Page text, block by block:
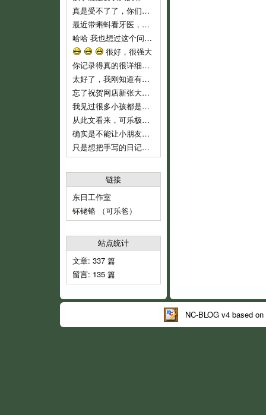
真是受不了了，你们就不能让可乐对幼儿园渐进适应吗？ 都开始出现生理反应了。再说，现在小孩这么小，不能随便用药，怎么像起来这么
最近带蝌蚪看牙医，医生说只要有牙齿就要开始刷牙！ 不过貌似小朋友不是很好教，蝌蚪现在非常愿意啃牙刷~ 听好些人提到巧虎里教刷牙
哈哈 我也想过这个问题。我不相信自己会有电影主角这么好的运气，所以宁愿跟那个最早发现问题的可怜科学家一样，全家人在一起……
很好，很强大
你记录得真的很详细，他长大了，会感谢妈妈给他留下这么珍贵的记忆！
太好了，我刚知道有这些地址，最近即将收拾一批，生小孩后不能穿的衣服，一定去寄。
忘了祝贺网店新张大吉，生意兴隆！！
我见过很多小孩都是这样，二岁左右是特别不乖的时期，自我意识开始膨胀，以逆反为乐，给他说道理又不懂，这是正常的，小桃你已经很有耐心了
从此文看来，可乐极具创意，涂鸦都这么有风格，玩汽车还玩得这么有门道。亲亲可乐赞一个！
确实是不能让小朋友单独坐的，一个急刹车就很危险了。我也是很短的路途而且低峰期才敢单独让他坐车的。
只是想把手写的日记送给可乐，毕竟觉得手写本看起来要比电子版有感觉一些。当然，以后也会常更新可乐的一些成长记录上来和大家分享的。
链接
东日工作室
钚铑铬 （可乐爸）
站点统计
文章: 337 篇
留言: 135 篇
NC-BLOG v4 based on